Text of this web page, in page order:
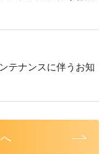
テナンスに伴うお知